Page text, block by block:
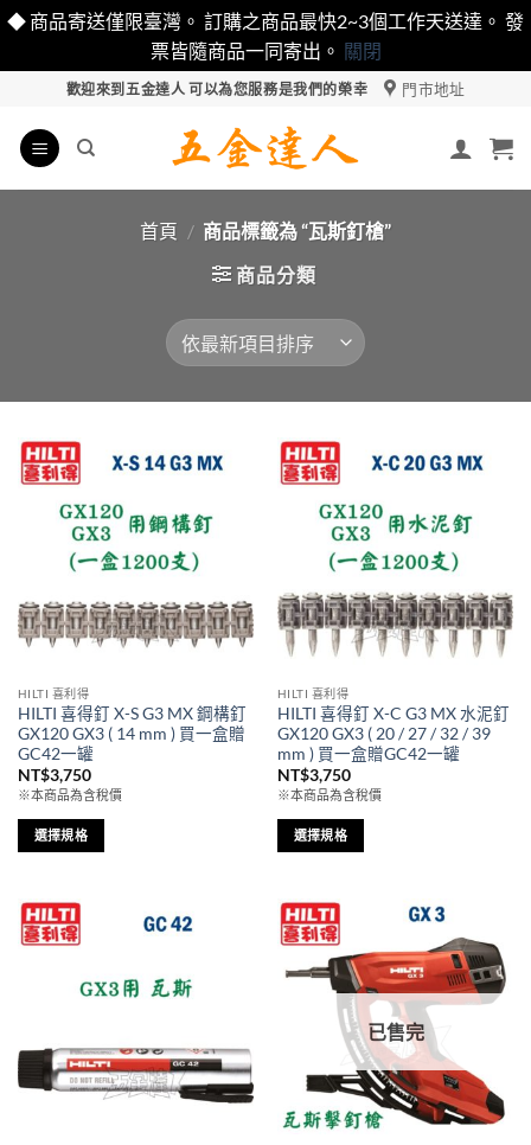
◆ 商品寄送僅限臺灣。 訂購之商品最快2~3個工作天送達。 發
票皆隨商品一同寄出。 關閉
content
歡迎來到五金達人 可以為您服務是我們的榮幸 門市地址
首頁 / 商品標籤為 “瓦斯釘槍”
商品分類
HILTI 喜利得
HILTI 喜得釘 X-S G3 MX 鋼構釘
GX120 GX3 ( 14 mm ) 買一盒贈
GC42一罐
NT$3,750
※本商品為含稅價
選擇規格
品
有
可
在
HILTI 喜利得
HILTI 喜得釘 X-C G3 MX 水泥釘
GX120 GX3 ( 20 / 27 / 32 / 39
mm ) 買一盒贈GC42一罐
NT$3,750
※本商品為含稅價
選擇規格
品
有
產
已售完